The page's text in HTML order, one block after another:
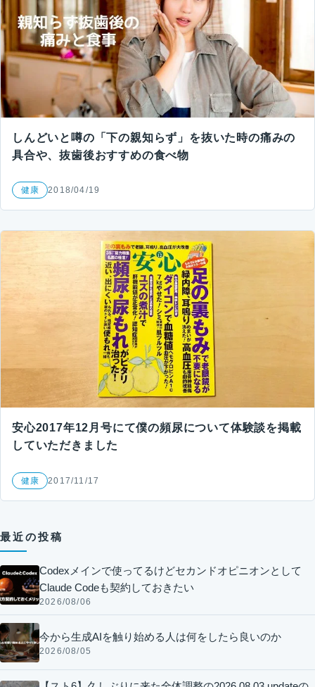
しんどいと噂の「下の親知らず」を抜いた時の痛みの
具合や、抜歯後おすすめの食べ物
健康 2018/04/19
安心2017年12月号にて僕の頻尿について体験談を掲載
していただきました
健康 2017/11/17
最近の投稿
Codexメインで使ってるけどセカンドオピニオンとして
Claude Codeも契約しておきたい
2026/08/06
今から生成AIを触り始める人は何をしたら良いのか
2026/08/05